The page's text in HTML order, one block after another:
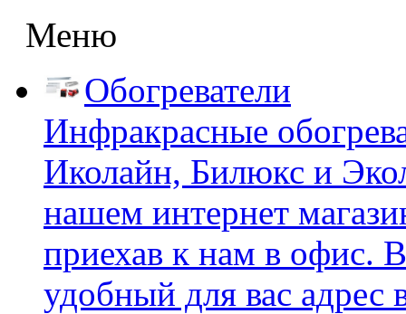
Меню
Обогреватели
Инфракрасные
Иколайн, Билюкс и
нашем интернет
приехав к нам в офис.
удобный для вас адрес